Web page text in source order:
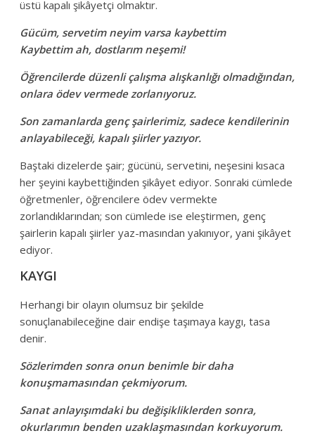
üstü kapalı şikâyetçi olmaktır.
Gücüm, servetim neyim varsa kaybettim
Kaybettim ah, dostlarım neşemi!
Öğrencilerde düzenli çalışma alışkanlığı olmadığından,
onlara ödev vermede zorlanıyoruz.
Son zamanlarda genç şairlerimiz, sadece kendilerinin
anlayabileceği, kapalı şiirler yazıyor.
Baştaki dizelerde şair; gücünü, servetini, neşesini kısaca
her şeyini kaybettiğinden şikâyet ediyor. Sonraki cümlede
öğretmenler, öğrencilere ödev vermekte
zorlandıklarından; son cümlede ise eleştirmen, genç
şairlerin kapalı şiirler yaz-masından yakınıyor, yani şikâyet
ediyor.
KAYGI
Herhangi bir olayın olumsuz bir şekilde
sonuçlanabileceğine dair endişe taşımaya kaygı, tasa
denir.
Sözlerimden sonra onun benimle bir daha
konuşmamasından çekmiyorum.
Sanat anlayışımdaki bu değişikliklerden sonra,
okurlarımın benden uzaklaşmasından korkuyorum.